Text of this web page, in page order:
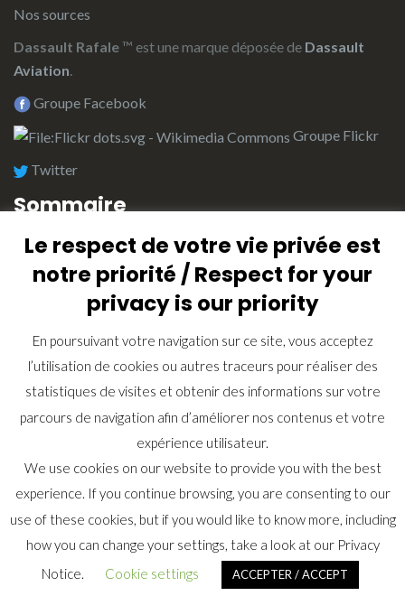
Nos sources
Dassault Rafale™ est une marque déposée de Dassault
Aviation
Groupe Facebook
Groupe Flickr
Twitter
Sommaire
L’équipe de rédaction
Plan du site (Index)
Retrouvez ici tous les articles
Lexique
Recherche
Thème : Illdy. © Copyright 2018 - 2025. Philippe AMIEL &
Sébastien LALLEMAND
Le respect de votre vie privée est
notre priorité / Respect for your
privacy is our priority
En poursuivant votre navigation sur ce site, vous acceptez
l’utilisation de cookies ou autres traceurs pour réaliser des
statistiques de visites et obtenir des informations sur votre
parcours de navigation afin d’améliorer nos contenus et votre
expérience utilisateur.
We use cookies on our website to provide you with the best
experience. If you continue browsing, you are consenting to our
use of these cookies, but if you would like to know more, including
how you can change your settings, take a look at our Privacy
Notice.
Cookie settings ACCEPTER / ACCEPT